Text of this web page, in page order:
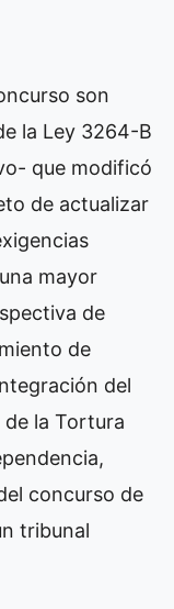
son
la Ley 3264-B
que modificó
de actualizar
mayor
de
de
del
la Tortura
concurso de
tribunal